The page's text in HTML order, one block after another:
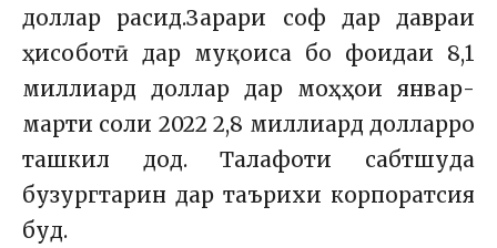
доллар расид.Зарари соф дар давраи
ҳисоботӣ дар муқоиса бо фоидаи 8,1
миллиард доллар дар моҳҳои январ-
марти соли 2022 2,8 миллиард долларро
ташкил дод. Талафоти сабтшуда
бузургтарин дар таърихи корпоратсия
буд.